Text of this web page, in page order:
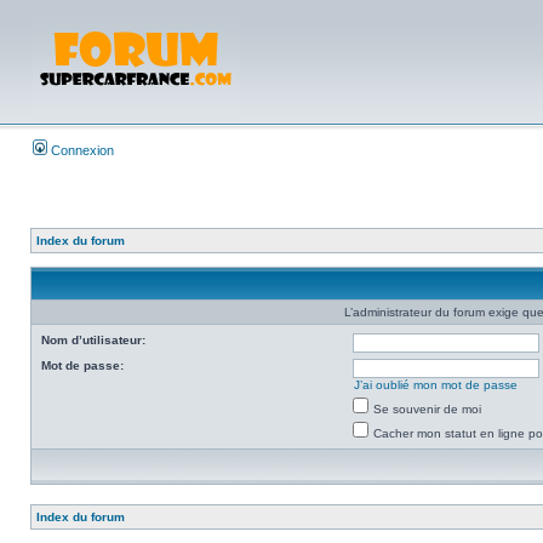
Connexion
Index du forum
L’administrateur du forum exige
Nom d’utilisateur:
Mot de passe:
J’ai oublié mon mot de passe
Se souvenir de moi
Cacher mon statut en ligne
Index du forum